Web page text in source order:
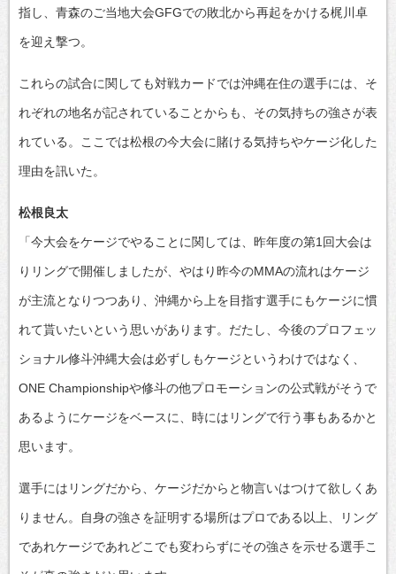
指し、青森のご当地大会GFGでの敗北から再起をかける梶川卓
を迎え撃つ。
これらの試合に関しても対戦カードでは沖縄在住の選手には、そ
れぞれの地名が記されていることからも、その気持ちの強さが表
れている。ここでは松根の今大会に賭ける気持ちやケージ化した
理由を訊いた。
松根良太
「今大会をケージでやることに関しては、昨年度の第1回大会は
りリングで開催しましたが、やはり昨今のMMAの流れはケージ
が主流となりつつあり、沖縄から上を目指す選手にもケージに慣
れて貰いたいという思いがあります。だたし、今後のプロフェッ
ショナル修斗沖縄大会は必ずしもケージというわけではなく、
ONE Championshipや修斗の他プロモーションの公式戦がそうで
あるようにケージをベースに、時にはリングで行う事もあるかと
思います。
選手にはリングだから、ケージだからと物言いはつけて欲しくあ
りません。自身の強さを証明する場所はプロである以上、リング
であれケージであれどこでも変わらずにその強さを示せる選手こ